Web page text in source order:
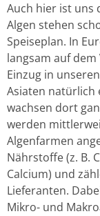
Auch hier ist uns
Algen stehen
Speiseplan. In
langsam auf
Einzug in
Asiaten natürlich
wachsen dort
werden
Algenfarmen
Nährstoffe (z. B.
Calcium) und
Lieferanten.
Mikro- und